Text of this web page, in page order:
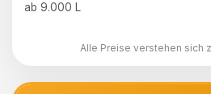
ab 9.000 L
Alle Preise verstehen sich